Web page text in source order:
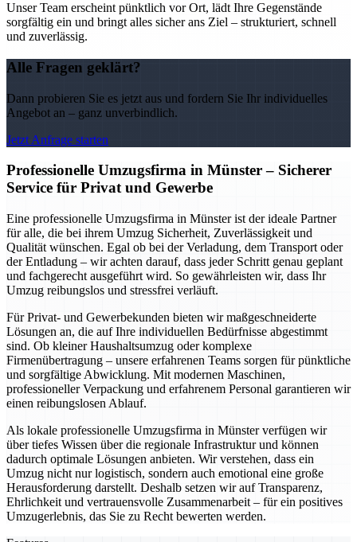
Unser Team erscheint pünktlich vor Ort, lädt Ihre Gegenstände
sorgfältig ein und bringt alles sicher ans Ziel – strukturiert, schnell
und zuverlässig.
Alle Fragen geklärt?
Dann probieren Sie es jetzt aus und fordern Sie Ihr individuelles
Angebot an – ganz unverbindlich.
Jetzt Anfrage starten
Professionelle Umzugsfirma in Münster – Sicherer
Service für Privat und Gewerbe
Eine professionelle Umzugsfirma in Münster ist der ideale Partner
für alle, die bei ihrem Umzug Sicherheit, Zuverlässigkeit und
Qualität wünschen. Egal ob bei der Verladung, dem Transport oder
der Entladung – wir achten darauf, dass jeder Schritt genau geplant
und fachgerecht ausgeführt wird. So gewährleisten wir, dass Ihr
Umzug reibungslos und stressfrei verläuft.
Für Privat- und Gewerbekunden bieten wir maßgeschneiderte
Lösungen an, die auf Ihre individuellen Bedürfnisse abgestimmt
sind. Ob kleiner Haushaltsumzug oder komplexe
Firmenübertragung – unsere erfahrenen Teams sorgen für pünktliche
und sorgfältige Abwicklung. Mit modernen Maschinen,
professioneller Verpackung und erfahrenem Personal garantieren wir
einen reibungslosen Ablauf.
Als lokale professionelle Umzugsfirma in Münster verfügen wir
über tiefes Wissen über die regionale Infrastruktur und können
dadurch optimale Lösungen anbieten. Wir verstehen, dass ein
Umzug nicht nur logistisch, sondern auch emotional eine große
Herausforderung darstellt. Deshalb setzen wir auf Transparenz,
Ehrlichkeit und vertrauensvolle Zusammenarbeit – für ein positives
Umzugerlebnis, das Sie zu Recht bewerten werden.